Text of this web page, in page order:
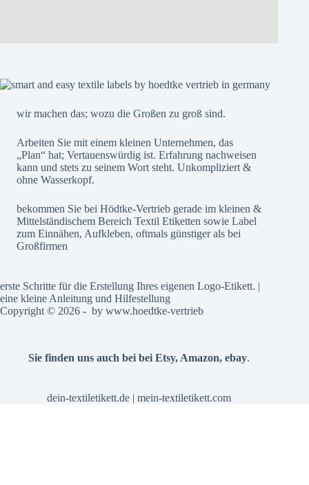
wir machen das; wozu die Großen zu groß sind.
Arbeiten Sie mit einem kleinen Unternehmen, das
„Plan“ hat; Vertauenswürdig ist. Erfahrung nachweisen
kann und stets zu seinem Wort steht. Unkompliziert &
ohne Wasserkopf.
bekommen Sie bei Hödtke-Vertrieb gerade im kleinen &
Mittelständischem Bereich Textil Etiketten sowie Label
zum Einnähen, Aufkleben, oftmals günstiger als bei
Großfirmen
erste Schritte für die Erstellung Ihres eigenen Logo-Etikett. |
eine kleine Anleitung und Hilfestellung
Copyright © 2026 - by www.hoedtke-vertrieb
Sie finden uns auch bei beiEtsy, Amazon,ebay.
dein-textiletikett.de |mein-textiletikett.com